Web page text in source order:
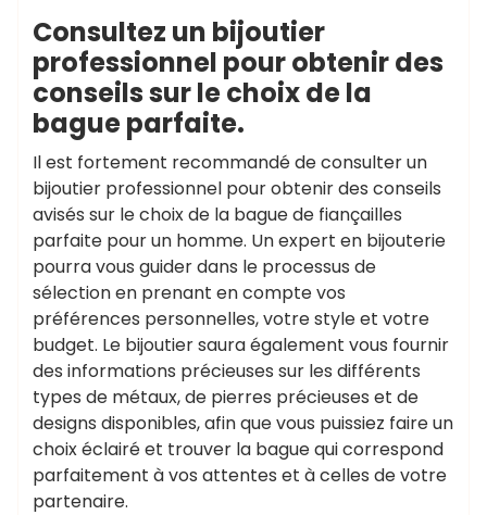
Consultez un bijoutier
professionnel pour obtenir des
conseils sur le choix de la
bague parfaite.
Il est fortement recommandé de consulter un
bijoutier professionnel pour obtenir des conseils
avisés sur le choix de la bague de fiançailles
parfaite pour un homme. Un expert en bijouterie
pourra vous guider dans le processus de
sélection en prenant en compte vos
préférences personnelles, votre style et votre
budget. Le bijoutier saura également vous fournir
des informations précieuses sur les différents
types de métaux, de pierres précieuses et de
designs disponibles, afin que vous puissiez faire un
choix éclairé et trouver la bague qui correspond
parfaitement à vos attentes et à celles de votre
partenaire.